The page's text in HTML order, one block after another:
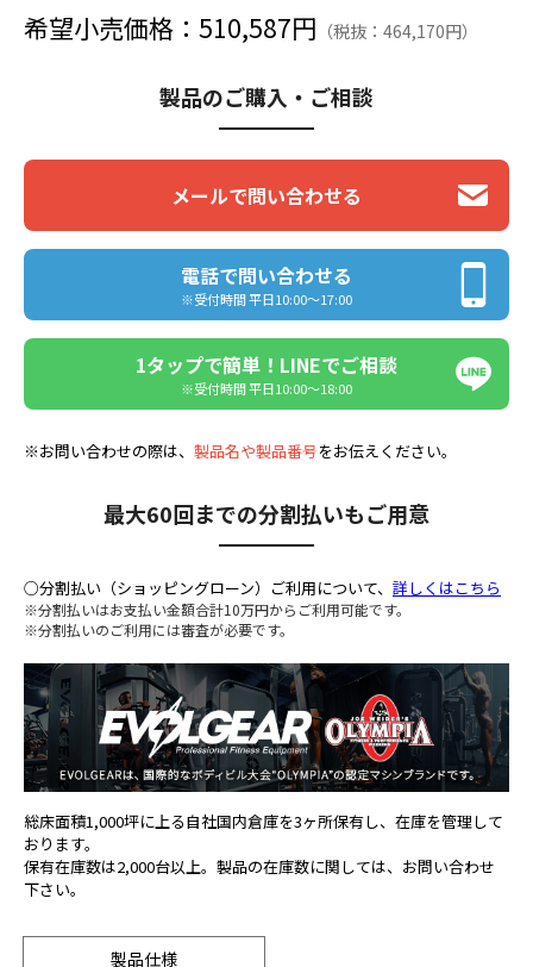
希望小売価格：510,587円 （税抜：464,170円）
製品のご購入・ご相談
メールで問い合わせる
電話で問い合わせる
※受付時間 平日10:00〜17:00
1タップで簡単！LINEでご相談
※受付時間 平日10:00〜18:00
※お問い合わせの際は、 製品名や製品番号をお伝えください。
最大60回までの分割払いもご用意
○分割払い（ショッピングローン）ご利用について、 詳しくはこちら
※分割払いはお支払い金額合計10万円からご利用可能です。
※分割払いのご利用には審査が必要です。
総床面積1,000坪に上る自社国内倉庫を3ヶ所保有し、在庫を管理して
おります。
保有在庫数は2,000台以上。製品の在庫数に関しては、お問い合わせ
下さい。
製品仕様